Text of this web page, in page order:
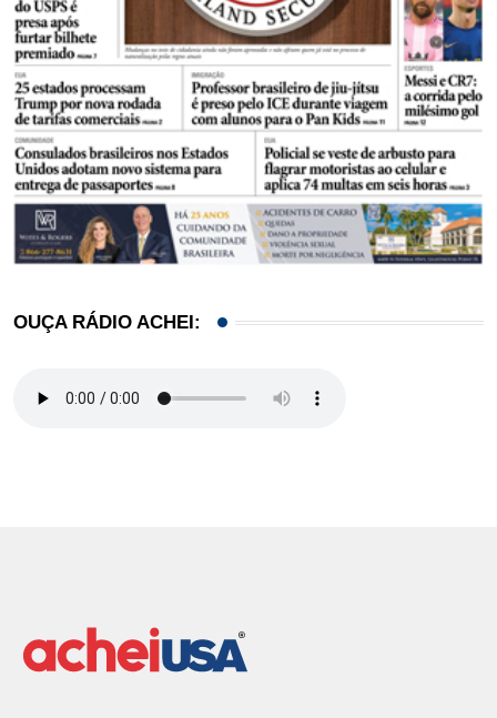
OUÇA RÁDIO ACHEI: